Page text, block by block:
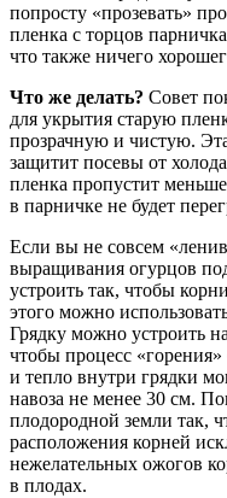
попросту «прозевать»
пленка с торцов
что также ничего
Что же делать? Совет
для укрытия старую
прозрачную и чистую.
защитит посевы от
пленка пропустит
в парничке не будет
Если вы не совсем
выращивания огурцов
устроить так, чтобы
этого можно
Грядку можно устроить
чтобы процесс
и тепло внутри грядки
навоза не менее 30 см.
плодородной земли так,
расположения корней
нежелательных ожогов
в плодах.